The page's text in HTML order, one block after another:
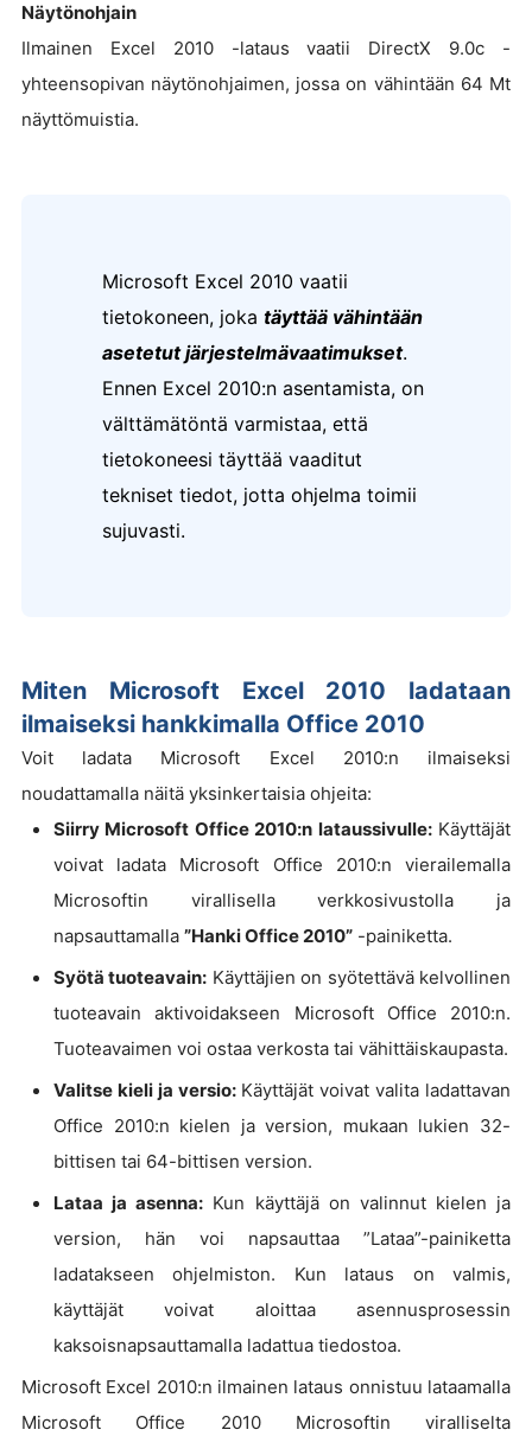
Näytönohjain
Ilmainen Excel 2010 -lataus vaatii DirectX 9.0c -
yhteensopivan näytönohjaimen, jossa on vähintään 64 Mt
näyttömuistia.
Microsoft Excel 2010 vaatii
tietokoneen, joka täyttää vähintään
asetetut järjestelmävaatimukset.
Ennen Excel 2010:n asentamista, on
välttämätöntä varmistaa, että
tietokoneesi täyttää vaaditut
tekniset tiedot, jotta ohjelma toimii
sujuvasti.
Miten Microsoft Excel 2010 ladataan
ilmaiseksi hankkimalla Office 2010
Voit ladata Microsoft Excel 2010:n ilmaiseksi
noudattamalla näitä yksinkertaisia ohjeita:
Siirry Microsoft Office 2010:n lataussivulle:Käyttäjät
voivat ladata Microsoft Office 2010:n vierailemalla
Microsoftin virallisella verkkosivustolla ja
napsauttamalla ”Hanki Office 2010” -painiketta.
Syötä tuoteavain: Käyttäjien on syötettävä kelvollinen
tuoteavain aktivoidakseen Microsoft Office 2010:n.
Tuoteavaimen voi ostaa verkosta tai vähittäiskaupasta.
Valitse kieli ja versio:Käyttäjät voivat valita ladattavan
Office 2010:n kielen ja version, mukaan lukien 32-
bittisen tai 64-bittisen version.
Lataa ja asenna: Kun käyttäjä on valinnut kielen ja
version, hän voi napsauttaa ”Lataa”-painiketta
ladatakseen ohjelmiston. Kun lataus on valmis,
käyttäjät voivat aloittaa asennusprosessin
kaksoisnapsauttamalla ladattua tiedostoa.
Microsoft Excel 2010:n ilmainen lataus onnistuu lataamalla
Microsoft Office 2010 Microsoftin viralliselta